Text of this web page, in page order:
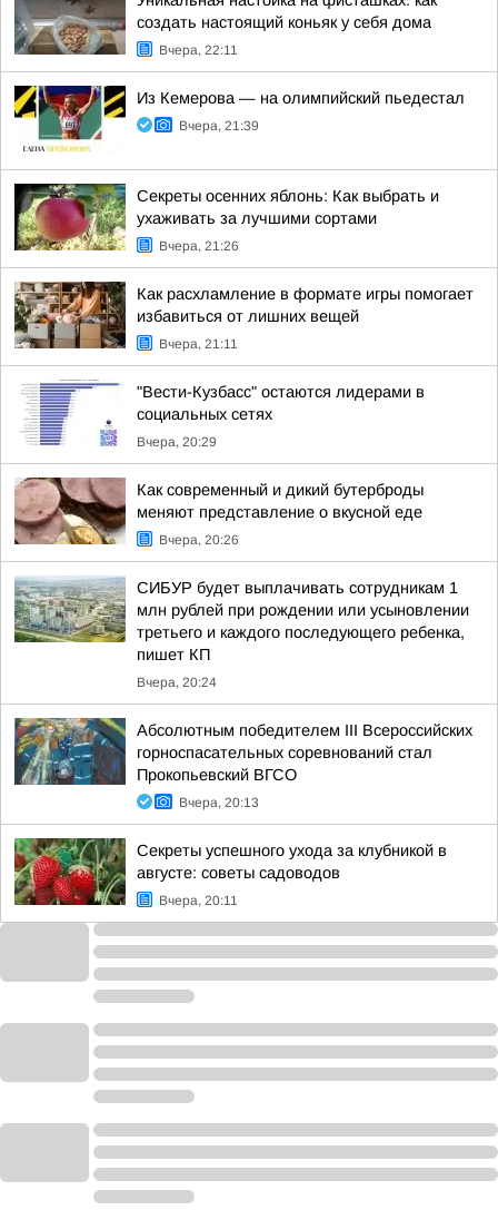
создать настоящий коньяк у себя дома
Вчера, 22:11
Из Кемерова — на олимпийский пьедестал
Вчера, 21:39
Секреты осенних яблонь: Как выбрать и
ухаживать за лучшими сортами
Вчера, 21:26
Как расхламление в формате игры помогает
избавиться от лишних вещей
Вчера, 21:11
"Вести-Кузбасс" остаются лидерами в
социальных сетях
Вчера, 20:29
Как современный и дикий бутерброды
меняют представление о вкусной еде
Вчера, 20:26
СИБУР будет выплачивать сотрудникам 1
млн рублей при рождении или усыновлении
третьего и каждого последующего ребенка,
пишет КП
Вчера, 20:24
Абсолютным победителем III Всероссийских
горноспасательных соревнований стал
Прокопьевский ВГСО
Вчера, 20:13
Секреты успешного ухода за клубникой в
августе: советы садоводов
Вчера, 20:11